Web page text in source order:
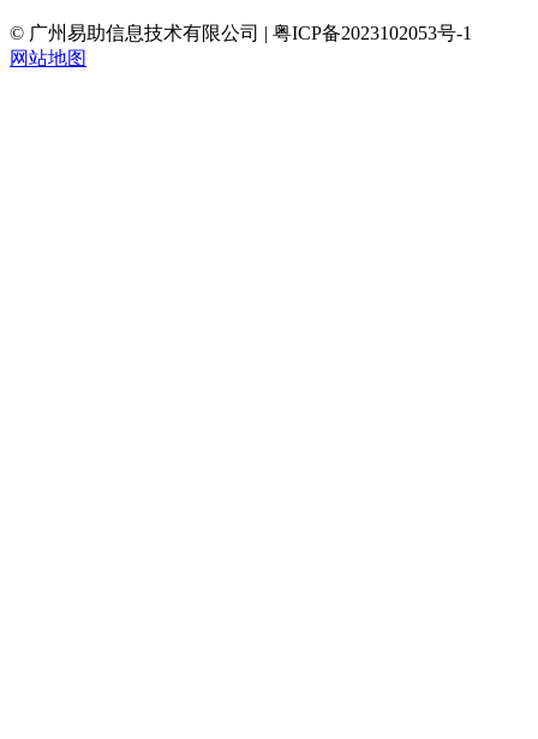
© 广州易助信息技术有限公司 | 粤ICP备2023102053号-1
网站地图